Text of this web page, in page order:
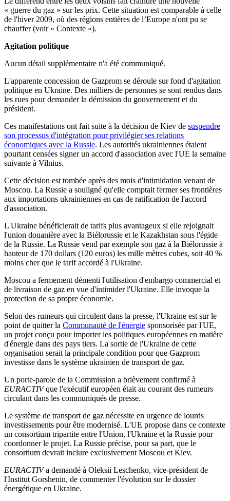
« guerre du gaz » sur les prix. Cette situation est comparable à celle
de l'hiver 2009, où des régions entières de l’Europe n'ont pu se
chauffer (voir « Contexte »).
Agitation politique
Aucun détail supplémentaire n'a été communiqué.
L'apparente concession de Gazprom se déroule sur fond d'agitation
politique en Ukraine. Des milliers de personnes se sont rendus dans
les rues pour demander la démission du gouvernement et du
président.
Ces manifestations ont fait suite à la décision de Kiev de suspendre
son processus d'intégration pour privilégier ses relations
économiques avec la Russie. Les autorités ukrainiennes étaient
pourtant censées signer un accord d'association avec l'UE la semaine
suivante à Vilnius.
Cette décision est tombée après des mois d'intimidation venant de
Moscou. La Russie a souligné qu'elle comptait fermer ses frontières
aux importations ukrainiennes en cas de ratification de l'accord
d'association.
L'Ukraine bénéficierait de tarifs plus avantageux si elle rejoignait
l'union douanière avec la Biélorussie et le Kazakhstan sous l'égide
de la Russie. La Russie vend par exemple son gaz à la Biélorussie à
hauteur de 170 dollars (120 euros) les mille mètres cubes, soit 40 %
moins cher que le tarif accordé à l'Ukraine.
Moscou a fermement démenti l'utilisation d'embargo commercial et
de livraison de gaz en vue d'intimider l'Ukraine. Elle invoque la
protection de sa propre économie.
Selon des rumeurs qui circulent dans la presse, l'Ukraine est sur le
point de quitter la Communauté de l'énergie sponsorisée par l'UE,
un projet conçu pour importer les politiques européennes en matière
d'énergie dans des pays tiers. La sortie de l'Ukraine de cette
organisation serait la principale condition pour que Gazprom
investisse dans le système ukrainien de transport de gaz.
Un porte-parole de la Commission a brièvement confirmé à
EURACTIVque l'exécutif européen était au courant des rumeurs
circulant dans les communiqués de presse.
Le système de transport de gaz nécessite en urgence de lourds
investissements pour être modernisé. L'UE propose dans ce contexte
un consortium tripartite entre l'Union, l'Ukraine et la Russie pour
coordonner le projet. La Russie précise, pour sa part, que le
consortium devrait inclure exclusivement Moscou et Kiev.
EURACTIVa demandé à Oleksii Leschenko, vice-président de
l'Institut Gorshenin, de commenter l'évolution sur le dossier
énergétique en Ukraine.